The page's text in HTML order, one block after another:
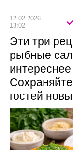
12.02.2026
13:02
Эти три
рыбные
гостей